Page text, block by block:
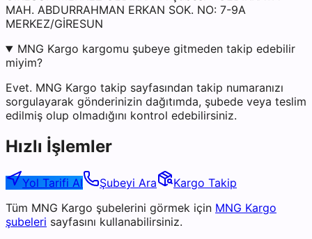
MAH. ABDURRAHMAN ERKAN SOK. NO: 7-9A
MERKEZ/GİRESUN
MNG Kargo kargomu şubeye gitmeden takip edebilir
miyim?
Evet. MNG Kargo takip sayfasından takip numaranızı
sorgulayarak gönderinizin dağıtımda, şubede veya teslim
edilmiş olup olmadığını kontrol edebilirsiniz.
Hızlı İşlemler
Yol Tarifi Al Şubeyi Ara
Kargo Takip
Tüm MNG Kargo şubelerini görmek için MNG Kargo
şubeleri sayfasını kullanabilirsiniz.